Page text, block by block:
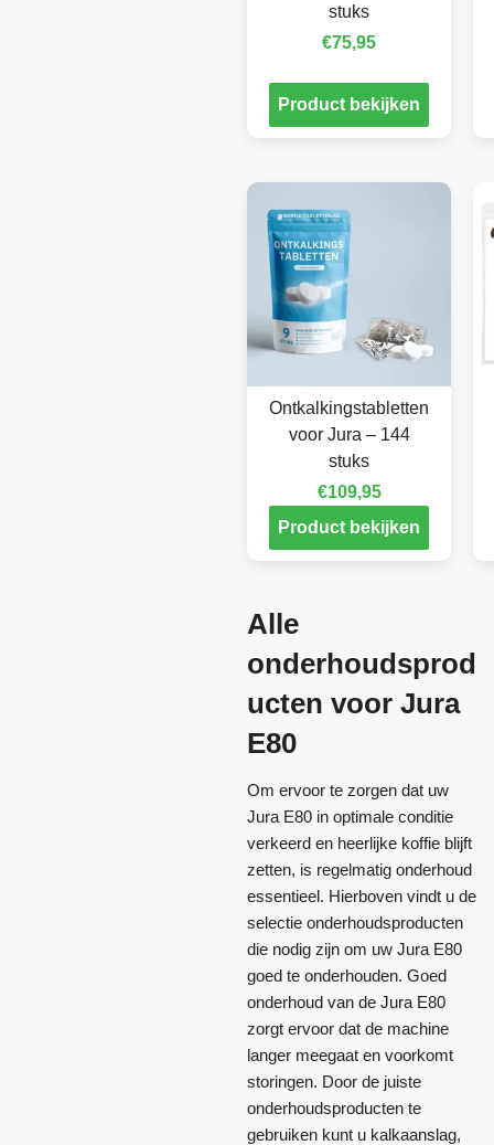
stuks
€75,95
Product bekijken
Ontkalkingstabletten
voor Jura – 144
stuks
€109,95
Product bekijken
Alle
onderhoudsprod
ucten voor Jura
E80
Om ervoor te zorgen dat uw
Jura E80 in optimale conditie
verkeerd en heerlijke koffie blijft
zetten, is regelmatig onderhoud
essentieel. Hierboven vindt u de
selectie onderhoudsproducten
die nodig zijn om uw Jura E80
goed te onderhouden. Goed
onderhoud van de Jura E80
zorgt ervoor dat de machine
langer meegaat en voorkomt
storingen. Door de juiste
onderhoudsproducten te
gebruiken kunt u kalkaanslag,